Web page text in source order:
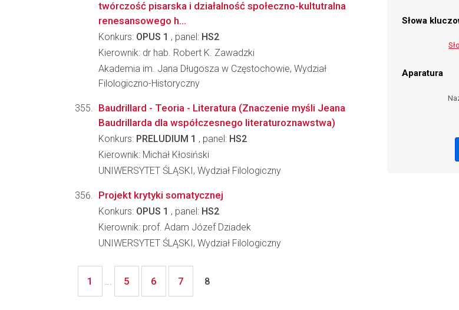
Słowa
Aparatura
twórczość pisarska i działalność społeczno-kultutralna
renesansowego h...
Konkurs: OPUS 1 , panel: HS2
Kierownik: dr hab. Robert K. Zawadzki
Akademia im. Jana Długosza w Częstochowie, Wydział
Filologiczno-Historyczny
Baudrillard - Teoria - Literatura (Znaczenie myśli Jeana
Baudrillarda dla współczesnego literaturoznawstwa)
Konkurs: PRELUDIUM 1 , panel: HS2
Kierownik: Michał Kłosiński
UNIWERSYTET ŚLĄSKI, Wydział Filologiczny
Projekt krytyki somatycznej
Konkurs: OPUS 1 , panel: HS2
Kierownik: prof. Adam Józef Dziadek
UNIWERSYTET ŚLĄSKI, Wydział Filologiczny
1 ... 5 6 7 8